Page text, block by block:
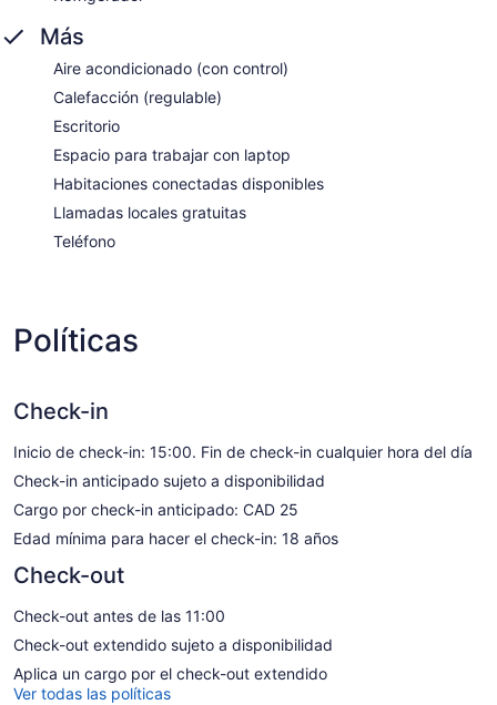
Más
Aire acondicionado (con control)
Calefacción (regulable)
Escritorio
Espacio para trabajar con laptop
Habitaciones conectadas disponibles
Llamadas locales gratuitas
Teléfono
Políticas
Check-in
Inicio de check-in: 15:00. Fin de check-in cualquier hora del día
Check-in anticipado sujeto a disponibilidad
Cargo por check-in anticipado: CAD 25
Edad mínima para hacer el check-in: 18 años
Check-out
Check-out antes de las 11:00
Check-out extendido sujeto a disponibilidad
Aplica un cargo por el check-out extendido
Ver todas las políticas